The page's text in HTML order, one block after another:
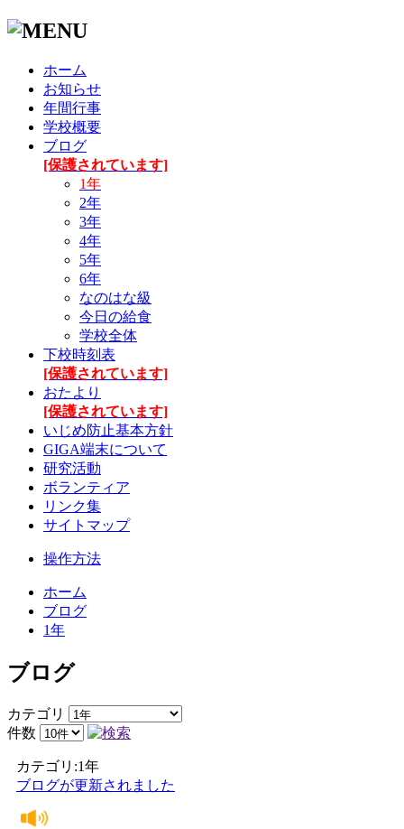
ホーム
お知らせ
年間行事
学校概要
ブログ
[保護されています]
1年
2年
3年
4年
5年
6年
なのはな級
今日の給食
学校全体
下校時刻表
[保護されています]
おたより
[保護されています]
いじめ防止基本方針
GIGA端末について
研究活動
ボランティア
リンク集
サイトマップ
操作方法
ホーム
ブログ
1年
ブログ
カテゴリ
件数
カテゴリ:1年
ブログが更新されました